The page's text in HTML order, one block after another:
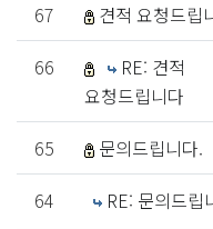
67 견적 요청드립
66
RE: 견적
요청드립니다
65 문의드립니다.
64
RE: 문의드립